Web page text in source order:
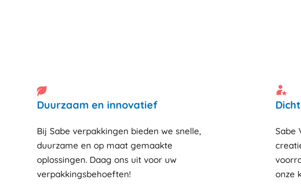
Duurzaam en innovatief
Bij Sabe verpakkingen bieden we snelle,
duurzame en op maat gemaakte
oplossingen. Daag ons uit voor uw
verpakkingsbehoeften!
Sabe
onze